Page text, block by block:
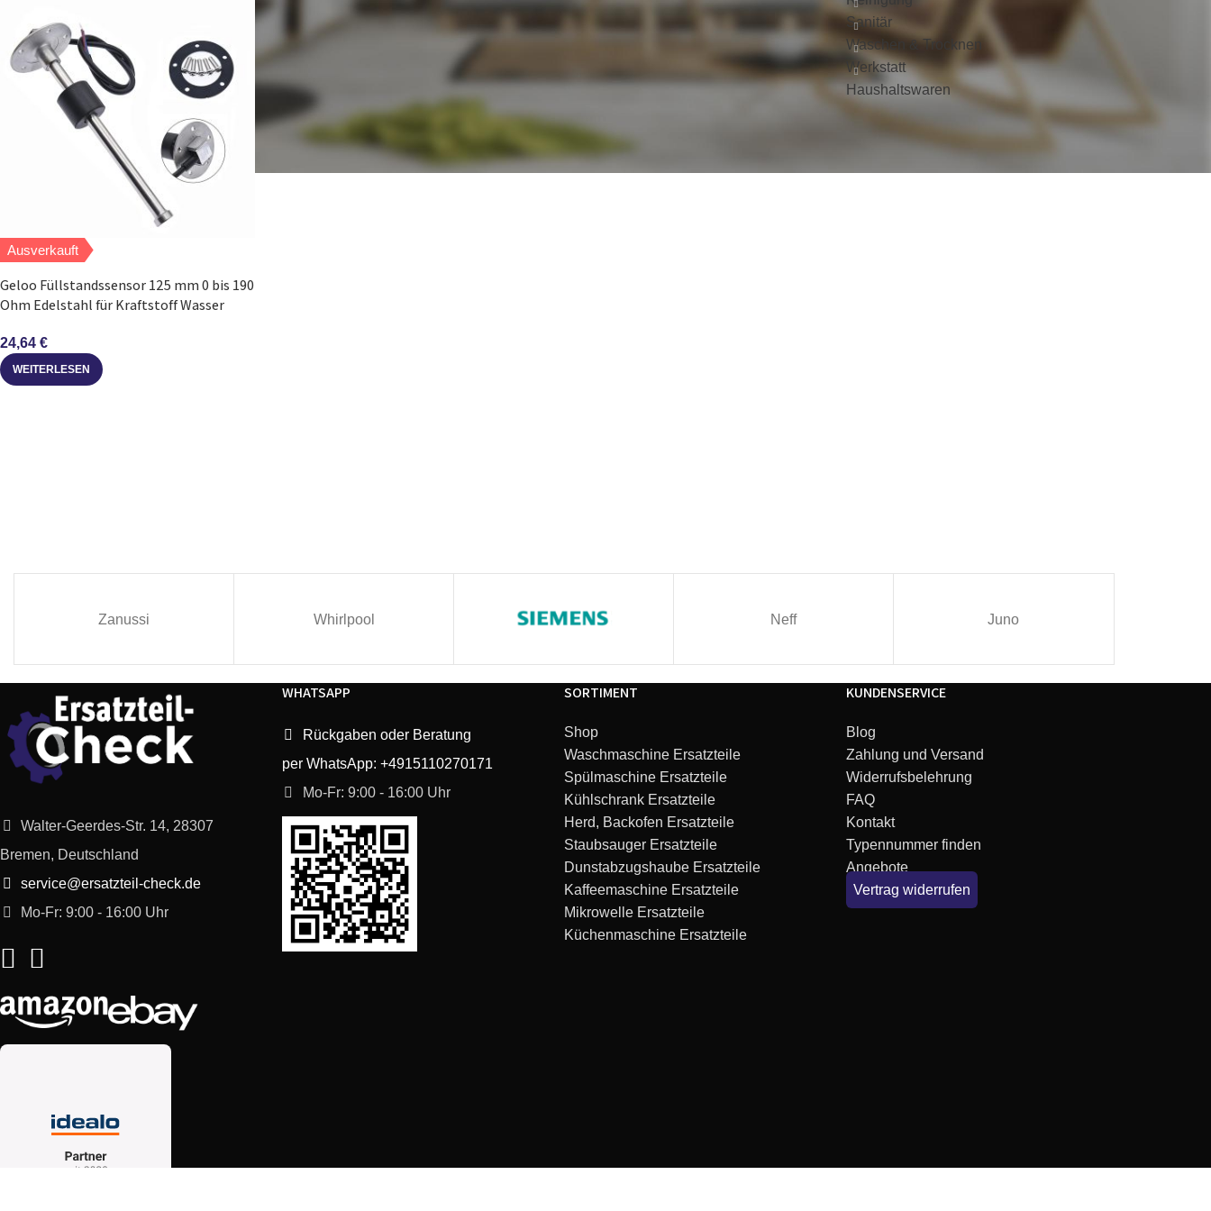
Ausverkauft
Geloo Füllstandssensor 125 mm 0 bis 190
Ohm Edelstahl für Kraftstoff Wasser
24,64 €
WEITERLESEN
Sanitär
Waschen & Trocknen
Werkstatt
Haushaltswaren
Zanussi Whirlpool Neff Juno
Walter-Geerdes-Str. 14, 28307
Bremen, Deutschland
service@ersatzteil-check.de
Mo-Fr: 9:00 - 16:00 Uhr
WHATSAPP
Rückgaben oder Beratung
per WhatsApp: +4915110270171
Mo-Fr: 9:00 - 16:00 Uhr
SORTIMENT
Shop
Waschmaschine Ersatzteile
Spülmaschine Ersatzteile
Kühlschrank Ersatzteile
Herd, Backofen Ersatzteile
Staubsauger Ersatzteile
Dunstabzugshaube Ersatzteile
Kaffeemaschine Ersatzteile
Mikrowelle Ersatzteile
Küchenmaschine Ersatzteile
KUNDENSERVICE
Blog
Zahlung und Versand
Widerrufsbelehrung
FAQ
Kontakt
Typennummer finden
Angebote
Vertrag widerrufen